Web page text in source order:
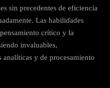
sin precedentes de eficiencia
Las habilidades
crítico y la
invaluables,
analíticas y de procesamiento